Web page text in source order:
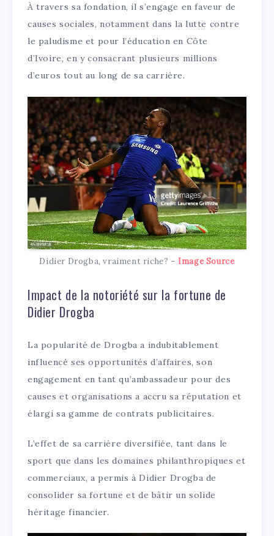
À travers sa fondation, il s’engage en faveur de
causes sociales, notamment dans la lutte contre
le paludisme et pour l’éducation en Côte
d’Ivoire, en y consacrant plusieurs millions
d’euros tout au long de sa carrière.
Didier Drogba, vraiment riche? – Image Source
Impact de la notoriété sur la fortune de
Didier Drogba
La popularité de Drogba a indubitablement
influencé ses opportunités d’affaires, son
engagement en tant qu’ambassadeur pour des
causes et organisations a accru sa réputation et
élargi sa gamme de contrats publicitaires.
L’effet de sa carrière diversifiée, tant dans le
sport que dans les domaines philanthropiques et
commerciaux, a permis à Didier Drogba de
consolider sa fortune et de bâtir un solide
héritage financier.